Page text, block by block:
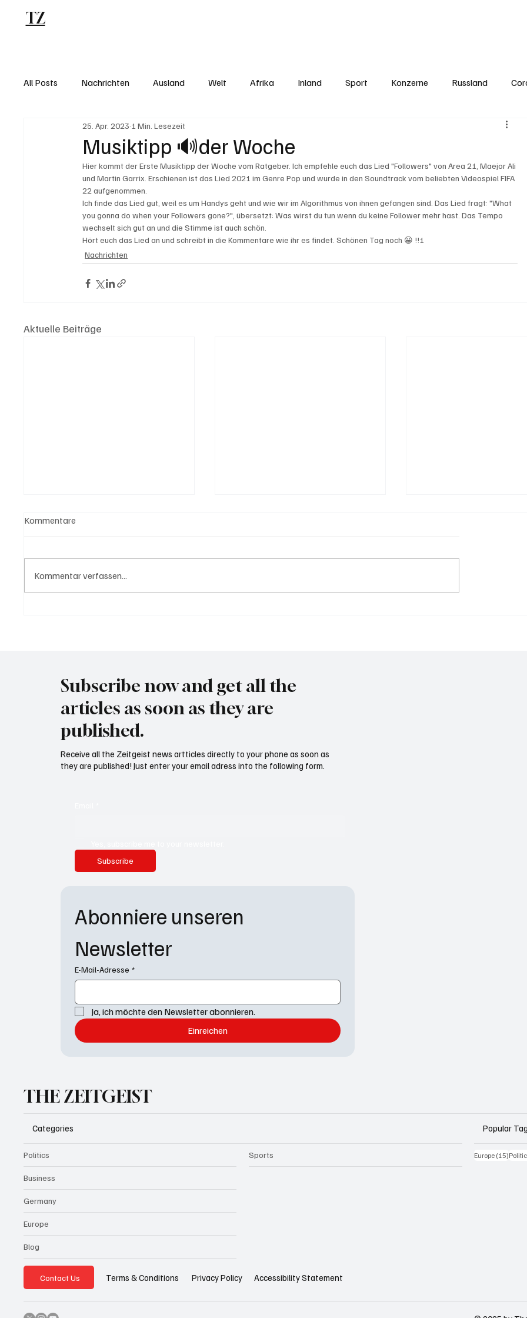
TZ
All Posts Nachrichten Ausland Welt Afrika Inland Sport Konzerne Russland
Musiktipp 🔊der Woche
25. Apr. 2023 1 Min. Lesezeit
Hier kommt der Erste Musiktipp der Woche vom Ratgeber. Ich empfehle euch das Lied "Followers" von Area 21, Maejor Ali
und Martin Garrix. Erschienen ist das Lied 2021 im Genre Pop und wurde in den Soundtrack vom beliebten Videospiel FIFA
22 aufgenommen.
Ich finde das Lied gut, weil es um Handys geht und wie wir im Algorithmus von ihnen gefangen sind. Das Lied fragt: "What
you gonna do when your Followers gone?", übersetzt: Was wirst du tun wenn du keine Follower mehr hast. Das Tempo
wechselt sich gut an und die Stimme ist auch schön.
Hört euch das Lied an und schreibt in die Kommentare wie ihr es findet. Schönen Tag noch 😀 !!!
Nachrichten
Aktuelle Beiträge
Kommentare
Kommentar verfassen...
Subscribe now and get all the
articles as soon as they are
published.
Subscribe
Receive all the Zeitgeist news artticles directly to your phone as soon as
they are published! Just enter your email adress into the following form.
Abonniere unseren
Newsletter
E-Mail-Adresse *
Ja, ich möchte den Newsletter abonnieren.
Einreichen
THE ZEITGEIST
Categories
Politics
Business
Germany
Europe
Blog
Sports
Popular
Europe (15)15
Contact Us Terms & Conditions Privacy Policy Accessibility Statement